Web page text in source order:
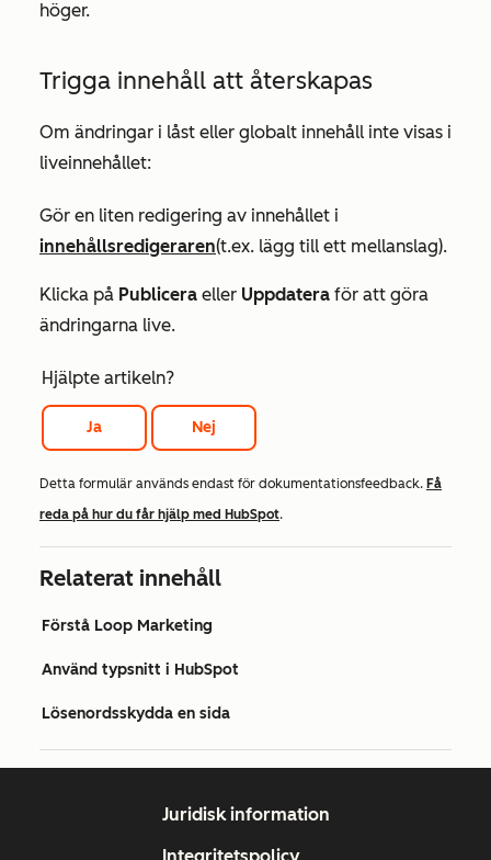
höger.
Trigga innehåll att återskapas
Om ändringar i låst eller globalt innehåll inte visas i
liveinnehållet:
Gör en liten redigering av innehållet i
innehållsredigeraren(t.ex. lägg till ett mellanslag).
Klicka på Publicera eller Uppdatera för att göra
ändringarna live.
Hjälpte artikeln?
Ja Nej
Detta formulär används endast för dokumentationsfeedback. Få
reda på hur du får hjälp med HubSpot.
Relaterat innehåll
Förstå Loop Marketing
Använd typsnitt i HubSpot
Lösenordsskydda en sida
Juridisk information